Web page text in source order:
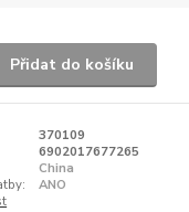
Přidat do košíku
370109
6902017677265
China
ANO